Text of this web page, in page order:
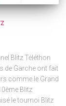
Blitz Téléthon
de Garche ont fait
comme le Grand
Blitz
le tournoi Blitz